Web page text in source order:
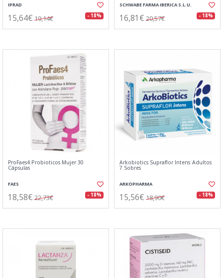
IPRAD
15,64€ 19,14€ - 18%
SCHWABE FARMA IBERICA S.L.U.
16,81€ 20,57€ - 18%
ProFaes4 Probioticos Mujer 30
Cápsulas
FAES
18,58€ 22,73€ - 18%
Arkobiotics Supraflor Intens Adultos
7 Sobres
ARKOPHARMA
15,56€ 18,90€ - 18%